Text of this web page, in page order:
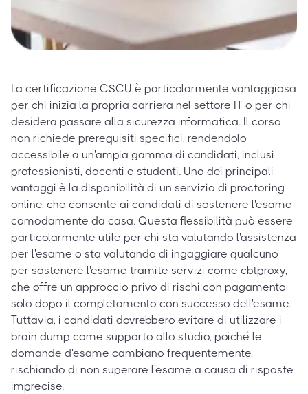
La certificazione CSCU è particolarmente vantaggiosa
per chi inizia la propria carriera nel settore IT o per chi
desidera passare alla sicurezza informatica. Il corso
non richiede prerequisiti specifici, rendendolo
accessibile a un'ampia gamma di candidati, inclusi
professionisti, docenti e studenti. Uno dei principali
vantaggi è la disponibilità di un servizio di proctoring
online, che consente ai candidati di sostenere l'esame
comodamente da casa. Questa flessibilità può essere
particolarmente utile per chi sta valutando l'assistenza
per l'esame o sta valutando di ingaggiare qualcuno
per sostenere l'esame tramite servizi come cbtproxy,
che offre un approccio privo di rischi con pagamento
solo dopo il completamento con successo dell'esame.
Tuttavia, i candidati dovrebbero evitare di utilizzare i
brain dump come supporto allo studio, poiché le
domande d'esame cambiano frequentemente,
rischiando di non superare l'esame a causa di risposte
imprecise.